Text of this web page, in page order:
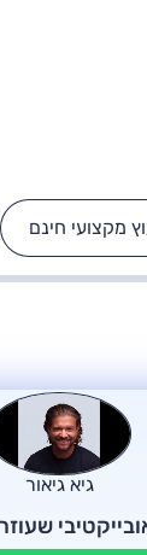
מקצועי חינם
כן
גיא גיאור